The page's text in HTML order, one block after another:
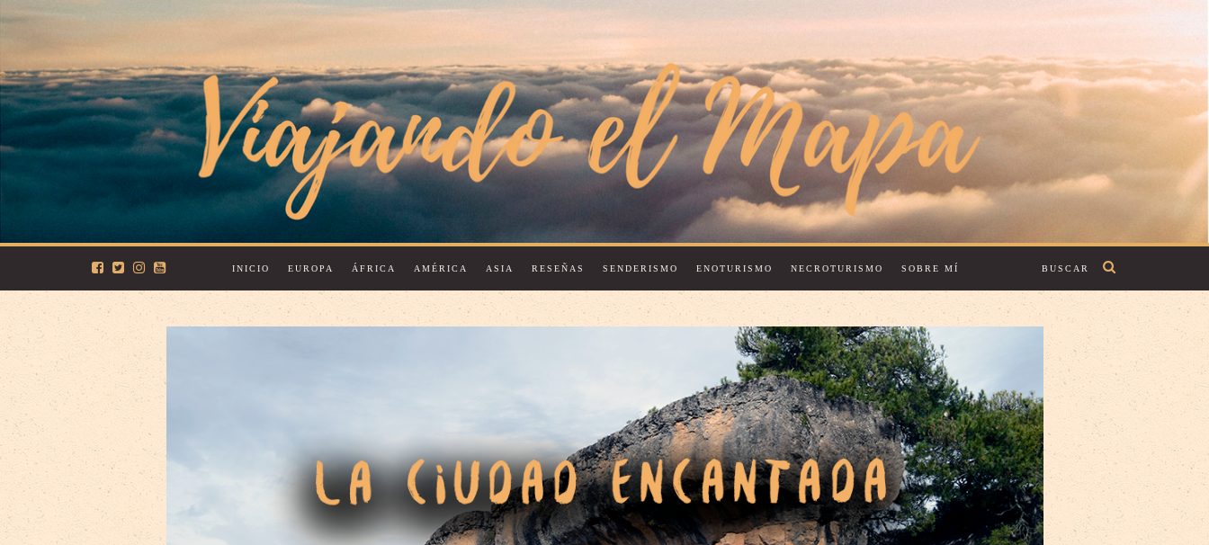
BUSCAR
INICIO EUROPA ÁFRICA AMÉRICA ASIA RESEÑAS SENDERISMO ENOTURISMO NECROTURISMO SOBRE MÍ